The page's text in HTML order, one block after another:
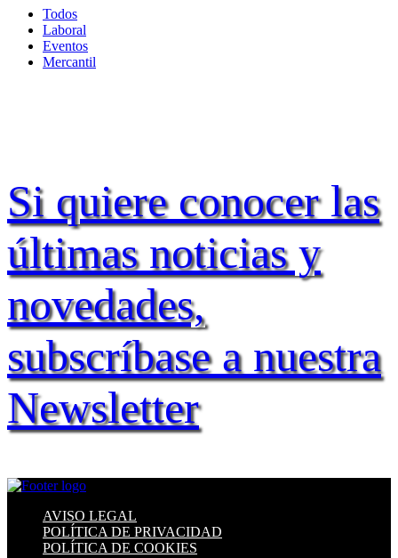
Todos
Laboral
Eventos
Mercantil
Si quiere conocer las
últimas noticias y
novedades,
subscríbase a nuestra
Newsletter
AVISO LEGAL
POLÍTICA DE PRIVACIDAD
POLÍTICA DE COOKIES